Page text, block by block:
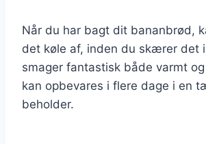
Når du har bagt dit bananbrød,
det køle af, inden du skærer det
smager fantastisk både varmt
kan opbevares i flere dage i en
beholder.